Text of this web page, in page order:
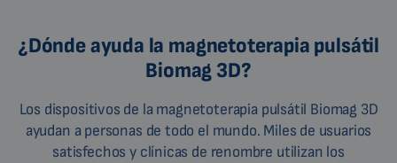
¿Dónde ayuda la magnetoterapia pulsátil
Biomag 3D?
Los dispositivos de la magnetoterapia pulsátil Biomag 3D
ayudan a personas de todo el mundo. Miles de usuarios
satisfechos y clínicas de renombre utilizan los